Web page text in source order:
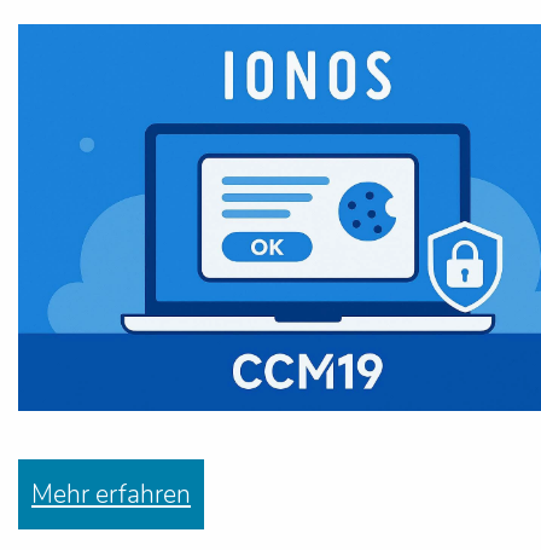
Mehr erfahren